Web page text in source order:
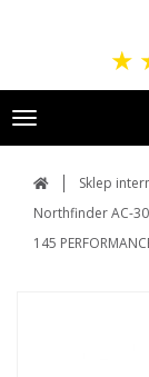
★
Toggle
navigation
Sklep
Northfinder AC-
145